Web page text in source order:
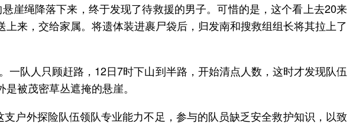
崖绳降落下来，终于发现了待救援的男子。可惜的是，这个看上去20来
来，交给家属。将遗体装进裹尸袋后，归发南和搜救组组长将其拉上了
队人只顾赶路，12日7时下山到半路，开始清点人数，这时才发现队伍
被茂密草丛遮掩的悬崖。
户外探险队伍领队专业能力不足，参与的队员缺乏安全救护知识，以致